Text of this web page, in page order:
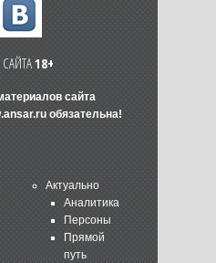
18+
сайта
обязательна!
Актуально
Аналитика
Персоны
Прямой
путь